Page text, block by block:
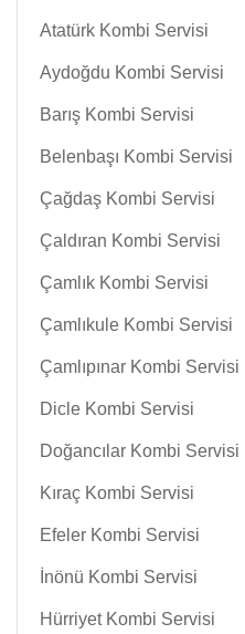
Atatürk Kombi Servisi
Aydoğdu Kombi Servisi
Barış Kombi Servisi
Belenbaşı Kombi Servisi
Çağdaş Kombi Servisi
Çaldıran Kombi Servisi
Çamlık Kombi Servisi
Çamlıkule Kombi Servisi
Çamlıpınar Kombi Servisi
Dicle Kombi Servisi
Doğancılar Kombi Servisi
Kıraç Kombi Servisi
Efeler Kombi Servisi
İnönü Kombi Servisi
Hürriyet Kombi Servisi